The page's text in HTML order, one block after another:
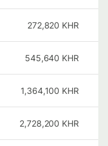
272,820 KHR
545,640 KHR
1,364,100 KHR
2,728,200 KHR